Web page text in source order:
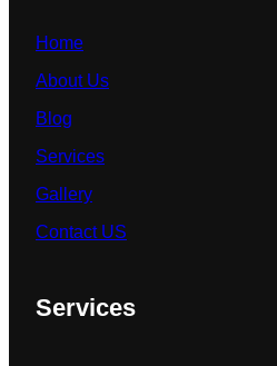
Home
About Us
Blog
Services
Gallery
Contact US
Services